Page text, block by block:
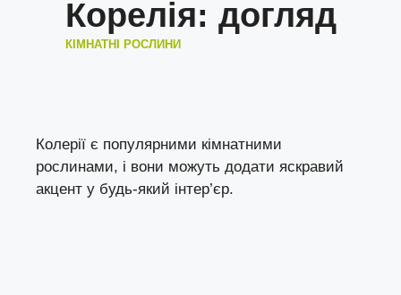
Корелія: догляд
КІМНАТНІ РОСЛИНИ
Колерії є популярними кімнатними
рослинами, і вони можуть додати яскравий
акцент у будь-який інтер’єр.